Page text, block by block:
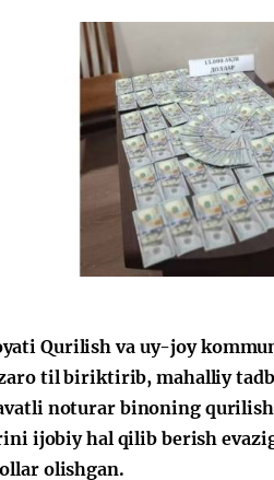
Qurilish va uy-joy
til biriktirib, mahalliy
noturar binoning
ijobiy hal qilib berish
olishgan.